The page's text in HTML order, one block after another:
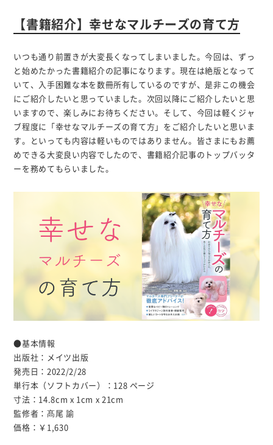
【書籍紹介】幸せなマルチーズの育て方
いつも通り前置きが大変長くなってしまいました。今回は、ずっ
と始めたかった書籍紹介の記事になります。現在は絶版となって
いて、入手困難な本を数冊所有しているのですが、是非この機会
にご紹介したいと思っていました。次回以降にご紹介したいと思
いますので、楽しみにお待ちください。そして、今回は軽くジャ
ブ程度に「幸せなマルチーズの育て方」をご紹介したいと思いま
す。といっても内容は軽いものではありません。皆さまにもお薦
めできる大変良い内容でしたので、書籍紹介記事のトップバッタ
ーを務めてもらいました。
●基本情報
出版社：メイツ出版
発売日：2022/2/28
単行本（ソフトカバー）：‏ 128ページ
寸法：14.8cm x 1cm x 21cm
監修者：髙尾 諭
価格：￥1,630